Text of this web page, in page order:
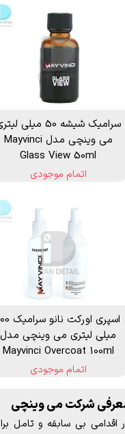
سرامیک شیشه 50 میلی
می وینچی مدل Mayvinci
Glass View 50ml
اتمام موجودی
اسپری اورکت
میلی لیتری می وینچی مدل
Mayvinci Overcoat 100ml
اتمام موجودی
شرکت می وینچی
اقدامی بی سابقه و تامل